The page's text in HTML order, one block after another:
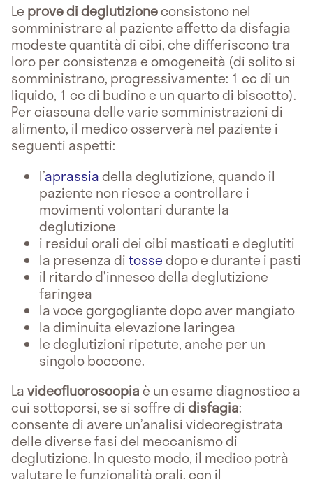
Le prove di deglutizioneconsistono nel
somministrare al paziente affetto da disfagia
modeste quantità di cibi, che differiscono tra
loro per consistenza e omogeneità (di solito si
somministrano, progressivamente: 1 cc di un
liquido, 1 cc di budino e un quarto di biscotto).
Per ciascuna delle varie somministrazioni di
alimento, il medico osserverà nel paziente i
seguenti aspetti:
l’aprassiadella deglutizione, quando il
paziente non riesce a controllare i
movimenti volontari durante la
deglutizione
i residui orali dei cibi masticati e deglutiti
la presenza ditossedopo e durante i pasti
il ritardo d’innesco della deglutizione
faringea
la voce gorgogliante dopo aver mangiato
la diminuita elevazione laringea
le deglutizioni ripetute, anche per un
singolo boccone.
Lavideofluoroscopiaè un esame diagnostico a
cui sottoporsi, se si soffre didisfagia:
consente di avere un’analisi videoregistrata
delle diverse fasi del meccanismo di
deglutizione. In questo modo, il medico potrà
valutare le funzionalità orali, con il